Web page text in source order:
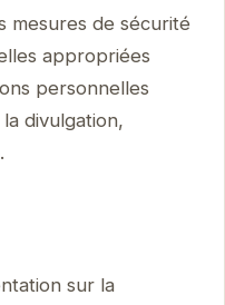
mesures de sécurité
appropriées
personnelles
divulgation,
sur la